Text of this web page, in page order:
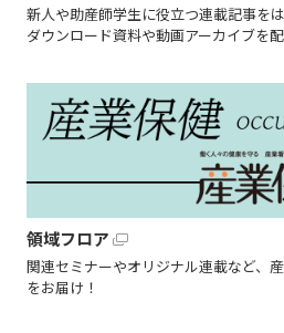
新人や助産師学生に役立つ連載記事を
ダウンロード資料や動画アーカイブを
領域フロア
関連セミナーやオリジナル連載など、
をお届け！